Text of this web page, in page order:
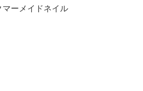
マーメイドネイル